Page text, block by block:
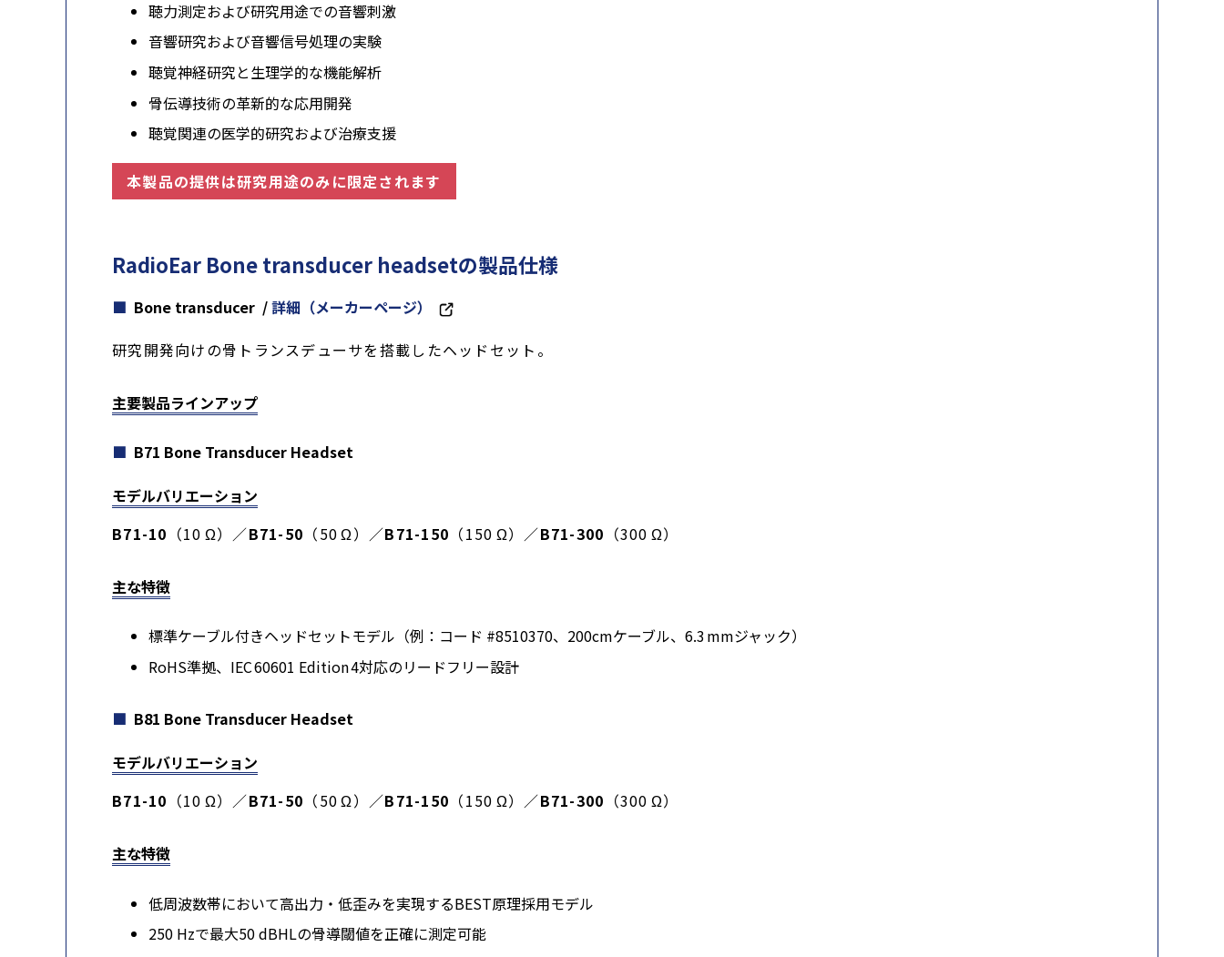
聴力測定および研究用途での音響刺激
音響研究および音響信号処理の実験
聴覚神経研究と生理学的な機能解析
骨伝導技術の革新的な応用開発
聴覚関連の医学的研究および治療支援
本製品の提供は研究用途のみに限定されます
RadioEar Bone transducer headsetの製品仕様
Bone transducer /詳細（メーカーページ）
研究開発向けの骨トランスデューサを搭載したヘッドセット。
主要製品ラインアップ
B71 Bone Transducer Headset
モデルバリエーション
B71-10 （10 Ω）／B71-50 （50 Ω）／B71-150 （150 Ω）／B71-300 （300 Ω）
主な特徴
標準ケーブル付きヘッドセットモデル（例：コード #8510370、200cmケーブル、6.3 mmジャック）
RoHS準拠、IEC 60601 Edition 4対応のリードフリー設計
B81 Bone Transducer Headset
モデルバリエーション
B71-10 （10 Ω）／B71-50 （50 Ω）／B71-150 （150 Ω）／B71-300 （300 Ω）
主な特徴
低周波数帯において高出力・低歪みを実現するBEST原理採用モデル
250 Hzで最大50 dBHLの骨導閾値を正確に測定可能